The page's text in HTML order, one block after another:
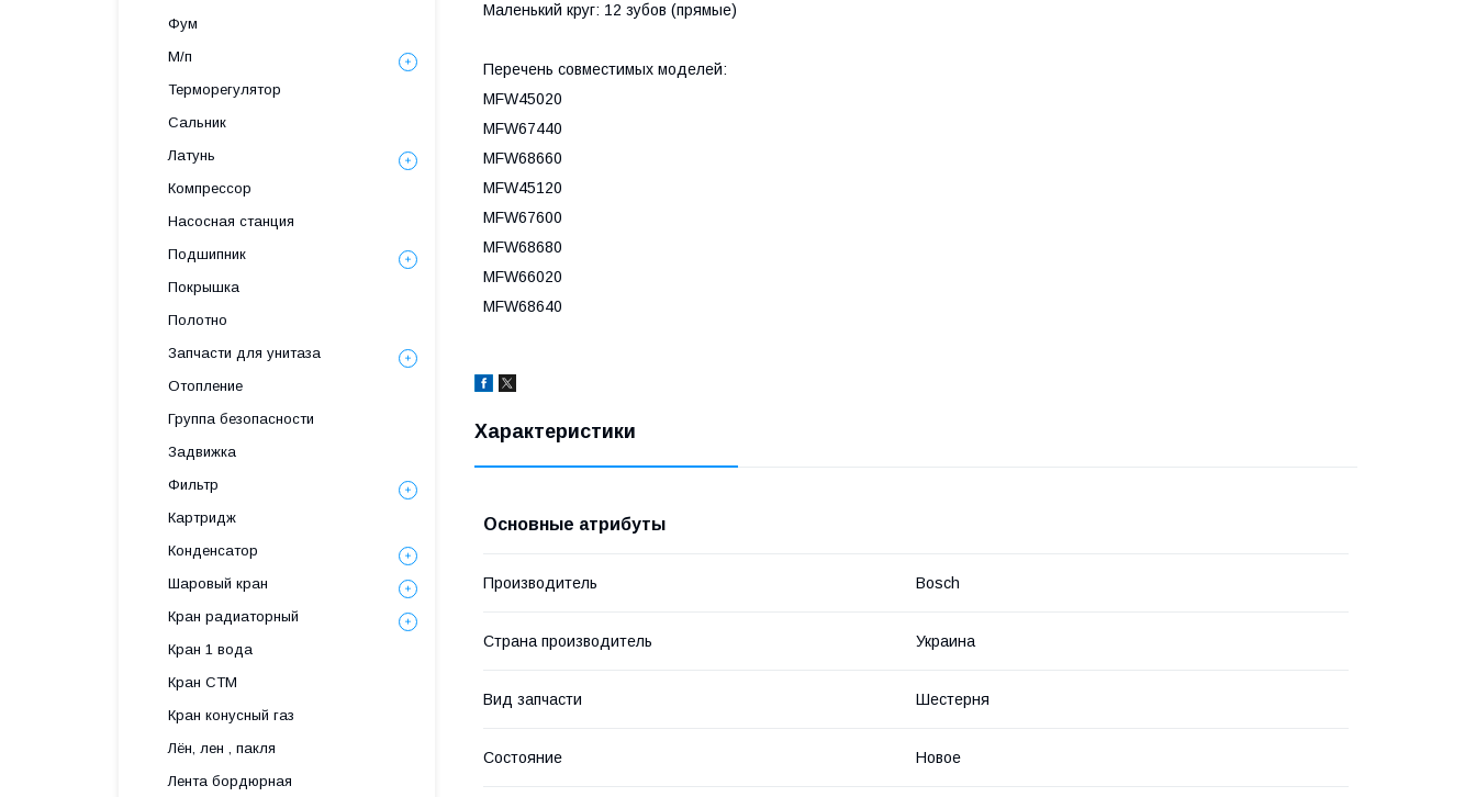
Маленький круг: 12 зубов (прямые)
Перечень совместимых моделей:
MFW45020
MFW67440
MFW68660
MFW45120
MFW67600
MFW68680
MFW66020
MFW68640
Характеристики
Основные атрибуты
Производитель Bosch
Страна производитель Украина
Вид запчасти Шестерня
Состояние Новое
Фум
М/п
Терморегулятор
Сальник
Латунь
Компрессор
Насосная станция
Подшипник
Покрышка
Полотно
Запчасти для унитаза
Отопление
Группа безопасности
Задвижка
Фильтр
Картридж
Конденсатор
Шаровый кран
Кран радиаторный
Кран 1 вода
Кран СТМ
Кран конусный газ
Лён, лен , пакля
Лента бордюрная